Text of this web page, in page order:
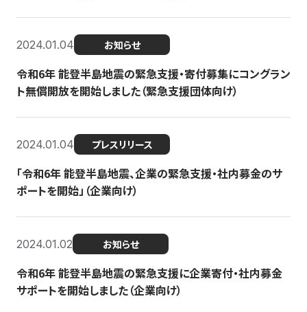
2024.01.04 お知らせ
令和6年 能登半島地震の緊急支援・寄付募集にコングラン
ト無償開放を開始しました（緊急支援団体向け）
2024.01.04 プレスリリース
「令和6年 能登半島地震、企業の緊急支援・社内募金のサ
ポートを開始」（企業向け）
2024.01.02 お知らせ
令和6年 能登半島地震の緊急支援に企業寄付・社内募金
サポートを開始しました（企業向け）